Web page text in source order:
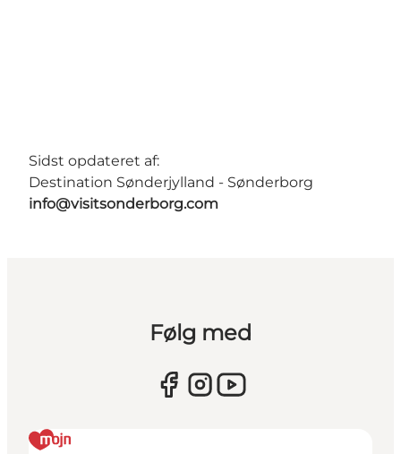
Sidst opdateret af:
Destination Sønderjylland - Sønderborg
info@visitsonderborg.com
Følg med